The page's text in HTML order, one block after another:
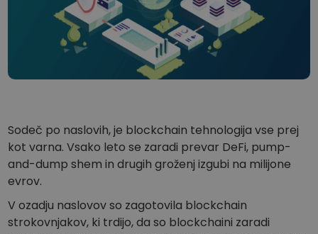
...danes bi bil vreden
Inteligentni portfelji
Pameten način vlaganja v kriptovalute
Kriptomat denarnica
Varna in enostavna kripto denarnica
KriptoEarn
Zaslužite nagrade s svojim kriptovalutami
Trezor
Ponavljajoči nakup
Sodeč po naslovih, je blockchain tehnologija vse prej
kot varna. Vsako leto se zaradi prevar DeFi, pump-
and-dump shem in drugih groženj izgubi na milijone
evrov.
V ozadju naslovov so zagotovila blockchain
strokovnjakov, ki trdijo, da so blockchaini zaradi